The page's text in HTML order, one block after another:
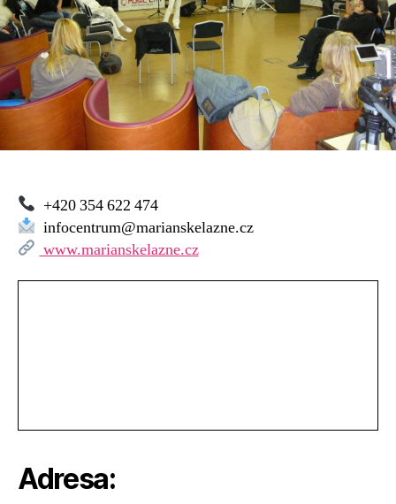
+420 354 622 474
infocentrum@marianskelazne.cz
www.marianskelazne.cz
Adresa: